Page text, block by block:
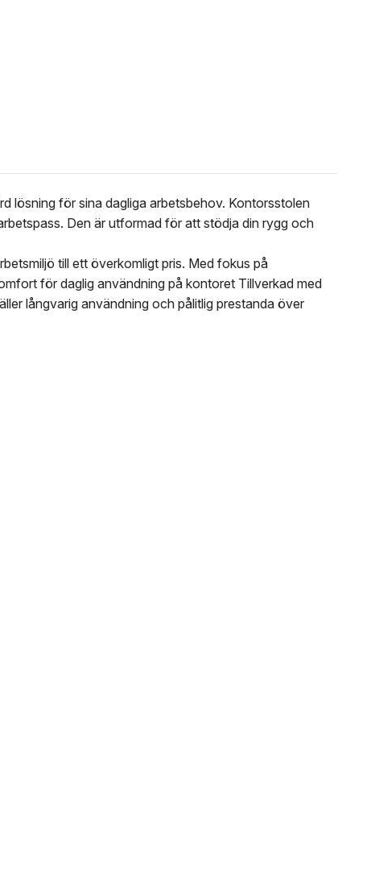
lösning för sina dagliga arbetsbehov. Kontorsstolen
Den är utformad för att stödja din rygg och
till ett överkomligt pris. Med fokus på
för daglig användning på kontoret Tillverkad med
långvarig användning och pålitlig prestanda över